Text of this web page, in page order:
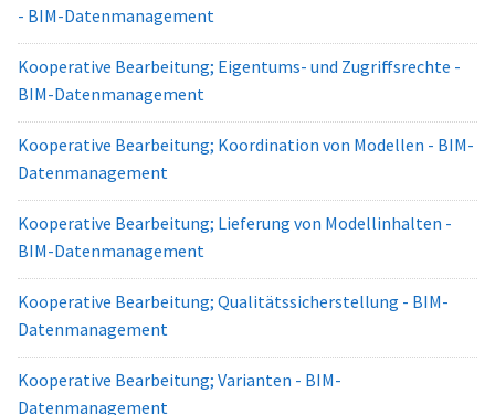
- BIM-Datenmanagement
Kooperative Bearbeitung; Eigentums- und Zugriffsrechte -
BIM-Datenmanagement
Kooperative Bearbeitung; Koordination von Modellen - BIM-
Datenmanagement
Kooperative Bearbeitung; Lieferung von Modellinhalten -
BIM-Datenmanagement
Kooperative Bearbeitung; Qualitätssicherstellung - BIM-
Datenmanagement
Kooperative Bearbeitung; Varianten - BIM-
Datenmanagement